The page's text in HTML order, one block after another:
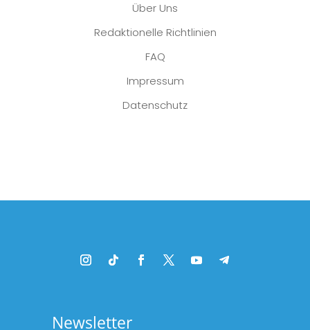
Über Uns
Redaktionelle Richtlinien
FAQ
Impressum
Datenschutz
Newsletter